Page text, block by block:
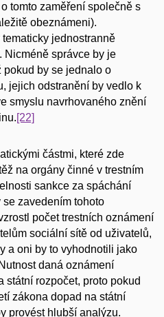
tomto zaměření společně s
obeznámeni).
jednostranně
Nicméně správce by je
pokud by se jednalo o
jejich odstranění by vedlo k
smyslu navrhovaného znění
[22]
částmi, které zde
na orgány činné v trestním
sankce za spáchání
zavedením tohoto
počet trestních oznámení
sociální sítě od uživatelů,
a oni by to vyhodnotili jako
daná oznámení
státní rozpočet, proto pokud
zákona dopad na státní
provést hlubší analýzu.